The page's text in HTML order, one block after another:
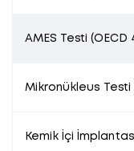
AMES Testi (OECD
Mikronükleus Testi
Kemik İçi